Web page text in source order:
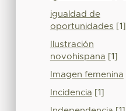
igualdad de
oportunidades [1]
Ilustración
novohispana [1]
Imagen femenina
Incidencia [1]